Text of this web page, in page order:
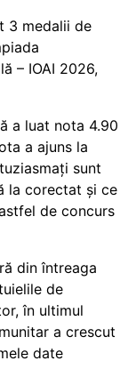
3 medalii de
– IOAI 2026,
a luat nota 4.90
a ajuns la
sunt
la corectat și ce
de concurs
din întreaga
de
în ultimul
a crescut
date